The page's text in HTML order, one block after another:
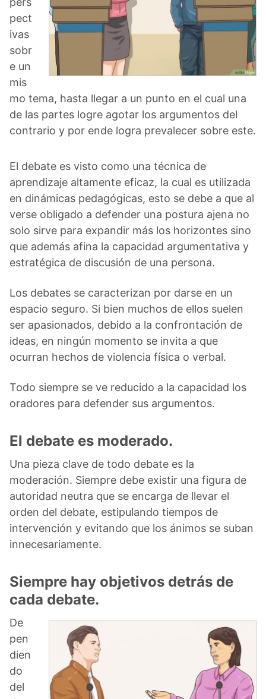
pect
ivas
sobr
e un
mis
mo tema, hasta llegar a un punto en el cual una
de las partes logre agotar los argumentos del
contrario y por ende logra prevalecer sobre este.
El debate es visto como una técnica de
aprendizaje altamente eficaz, la cual es utilizada
en dinámicas pedagógicas, esto se debe a que al
verse obligado a defender una postura ajena no
solo sirve para expandir más los horizontes sino
que además afina la capacidad argumentativa y
estratégica de discusión de una persona.
Los debates se caracterizan por darse en un
espacio seguro. Si bien muchos de ellos suelen
ser apasionados, debido a la confrontación de
ideas, en ningún momento se invita a que
ocurran hechos de violencia física o verbal.
Todo siempre se ve reducido a la capacidad los
oradores para defender sus argumentos.
El debate es moderado.
Una pieza clave de todo debate es la
moderación. Siempre debe existir una figura de
autoridad neutra que se encarga de llevar el
orden del debate, estipulando tiempos de
intervención y evitando que los ánimos se suban
innecesariamente.
Siempre hay objetivos detrás de
cada debate.
De
pen
dien
do
del